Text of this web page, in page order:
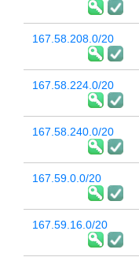
167.58.208.0/20
167.58.224.0/20
167.58.240.0/20
167.59.0.0/20
167.59.16.0/20